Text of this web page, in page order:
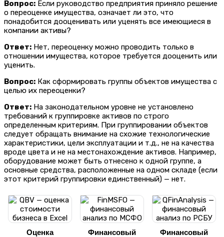
Вопрос: Если руководство предприятия приняло решение
о переоценке имущества, означает ли это, что
понадобится дооценивать или уценять все имеющиеся в
компании активы?
Ответ: Нет, переоценку можно проводить только в
отношении имущества, которое требуется дооценить или
уценить.
Вопрос: Как сформировать группы объектов имущества с
целью их переоценки?
Ответ: На законодательном уровне не установлено
требований к группировке активов по строго
определенным критериям. При группировании объектов
следует обращать внимание на схожие технологические
характеристики, цели эксплуатации и т.д., не на качества
вроде цвета и не на местонахождение активов. Например,
оборудование может быть отнесено к одной группе, а
основные средства, расположенные на одном складе (если
этот критерий группировки единственный) — нет.
Оценка
Финансовый
Финансовый